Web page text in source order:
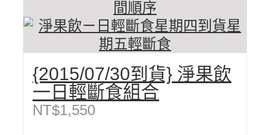
{2015/07/30到貨} 淨果飲
一日輕斷食組合
NT$1,550